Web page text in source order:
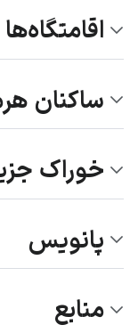
اقامتگاه‌ها
ساکنان
خوراک
پانویس
منابع